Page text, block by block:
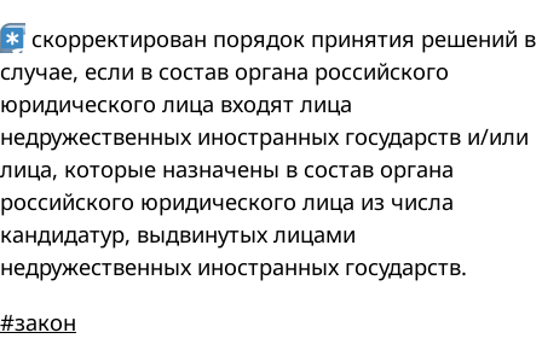
скорректирован порядок принятия решений в
случае, если в состав органа российского
юридического лица входят лица
недружественных иностранных государств и/или
лица, которые назначены в состав органа
российского юридического лица из числа
кандидатур, выдвинутых лицами
недружественных иностранных государств.
#закон